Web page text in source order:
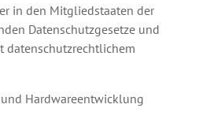
in den Mitgliedstaaten der
Datenschutzgesetze und
datenschutzrechtlichem
Hardwareentwicklung